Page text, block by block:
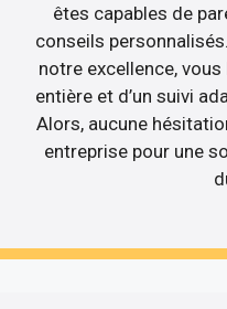
êtes capables de
conseils
notre excellence,
entière et d’un suivi
Alors, aucune
entreprise pour une